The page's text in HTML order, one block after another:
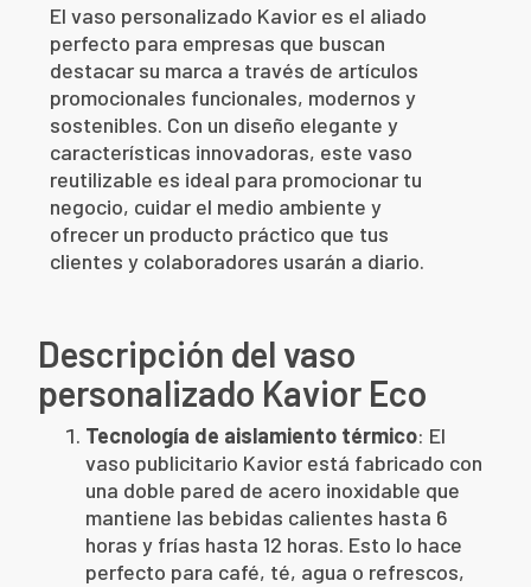
El vaso personalizado Kavior es el aliado
perfecto para empresas que buscan
destacar su marca a través de artículos
promocionales funcionales, modernos y
sostenibles. Con un diseño elegante y
características innovadoras, este vaso
reutilizable es ideal para promocionar tu
negocio, cuidar el medio ambiente y
ofrecer un producto práctico que tus
clientes y colaboradores usarán a diario.
Descripción del vaso
personalizado Kavior Eco
Tecnología de aislamiento térmico: El
vaso publicitario Kavior está fabricado con
una doble pared de acero inoxidable que
mantiene las bebidas calientes hasta 6
horas y frías hasta 12 horas. Esto lo hace
perfecto para café, té, agua o refrescos,